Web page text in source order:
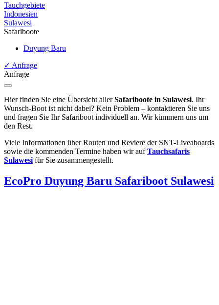
Tauchgebiete
Indonesien
Sulawesi
Safariboote
Duyung Baru
✓ Anfrage
Anfrage
Hier finden Sie eine Übersicht allerSafariboote in Sulawesi. Ihr
Wunsch-Boot ist nicht dabei? Kein Problem – kontaktieren Sie uns
und fragen Sie Ihr Safariboot individuell an. Wir kümmern uns um
den Rest.
Viele Informationen über Routen und Reviere der SNT-Liveaboards
sowie die kommenden Termine haben wir aufTauchsafaris
Sulawesi für Sie zusammengestellt.
EcoPro Duyung Baru Safariboot Sulawesi